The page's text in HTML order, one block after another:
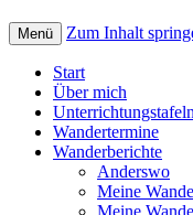
Menü Zum Inhalt
Start
Über mich
Unterrichtungstafeln
Wandertermine
Wanderberichte
Anderswo
Meine
Meine